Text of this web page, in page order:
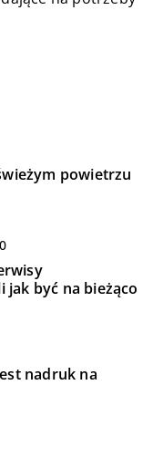
powietrzu
jak być na bieżąco
nadruk na